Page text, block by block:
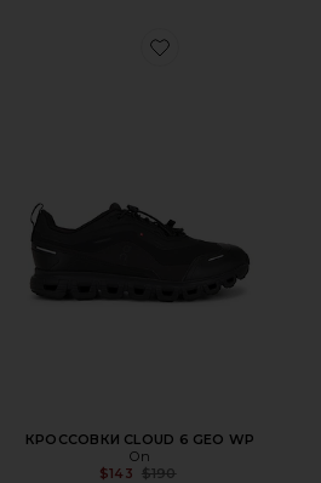
Favorite КРОССОВКИ
КРОССОВКИ CLOUD 6 GEO WP
On
$143 Previous price:
$190